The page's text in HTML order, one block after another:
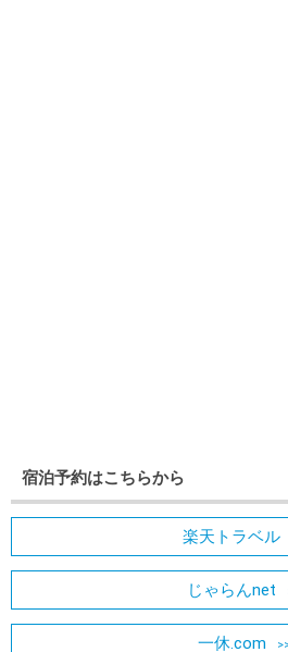
宿泊予約はこちらから
楽天トラベル
じゃらんnet
一休.com